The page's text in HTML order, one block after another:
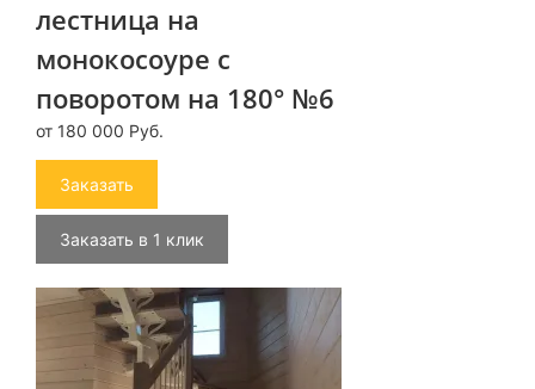
лестница на
монокосоуре с
поворотом на 180° №6
от 180 000 Руб.
Заказать
Заказать в 1 клик